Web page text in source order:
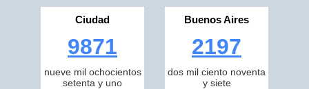
Ciudad
9871
nueve mil ochocientos
setenta y uno
Buenos Aires
2197
dos mil ciento noventa
y siete